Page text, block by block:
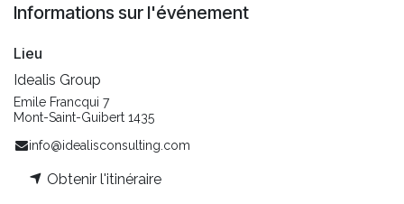
Informations sur l'événement
Lieu
Idealis Group
Emile Francqui 7
Mont-Saint-Guibert 1435
info@idealisconsulting.com
Obtenir l'itinéraire